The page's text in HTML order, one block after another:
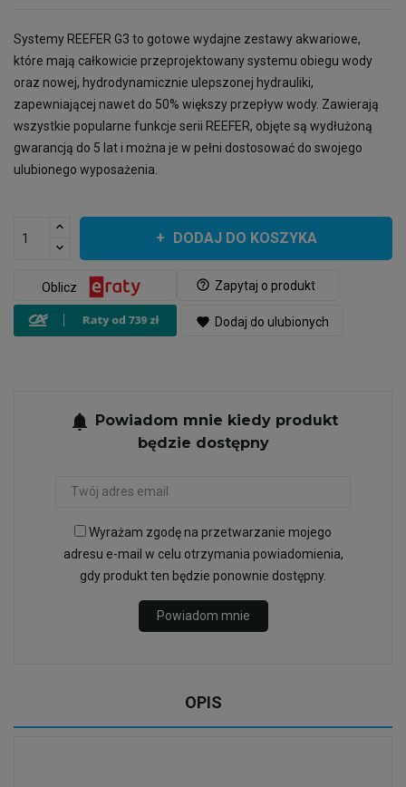
Systemy REEFER G3 to gotowe wydajne zestawy akwariowe,
które mają całkowicie przeprojektowany systemu obiegu wody
oraz nowej, hydrodynamicznie ulepszonej hydrauliki,
zapewniającej nawet do 50% większy przepływ wody. Zawierają
wszystkie popularne funkcje serii REEFER, objęte są wydłużoną
gwarancją do 5 lat i można je w pełni dostosować do swojego
ulubionego wyposażenia.
DODAJ DO KOSZYKA
help_outline Zapytaj o produkt
Oblicz
favorite Dodaj do ulubionych
notifications Powiadom mnie kiedy produkt
będzie dostępny
Wyrażam zgodę na przetwarzanie mojego
adresu e-mail w celu otrzymania powiadomienia,
gdy produkt ten będzie ponownie dostępny.
Powiadom mnie
OPIS